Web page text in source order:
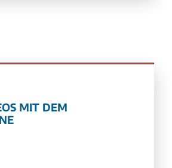
MIT DEM